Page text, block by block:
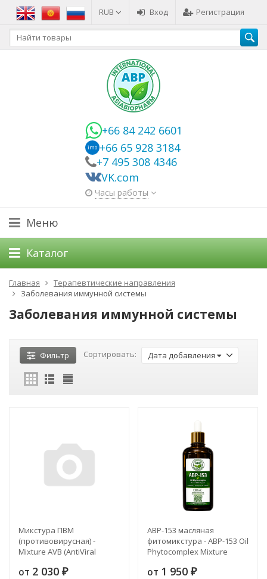
RUB Вход Регистрация
+66 84 242 6601
imo +66 65 928 3184
+7 495 308 4346
VK.com
Часы работы
Меню
Каталог
Главная
Терапевтические направления
Заболевания иммунной системы
Заболевания иммунной системы
Фильтр Сортировать: Дата добавления
Микстура ПВМ
(противовирусная) -
Mixture AVB (AntiViral
от 2 030 ₽
ABP-153 масляная
фитомикстура - ABP-153 Oil
Phytocomplex Mixture
от 1 950 ₽